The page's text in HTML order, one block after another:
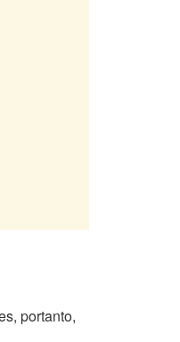
portanto,